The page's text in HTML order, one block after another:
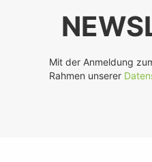
Mit der Anmeldung
Rahmen unserer